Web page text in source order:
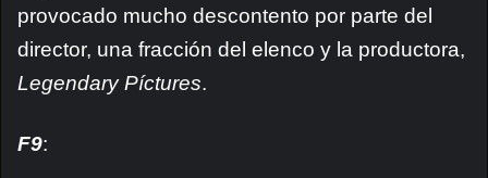
provocado mucho descontento por parte del
director, una fracción del elenco y la productora,
Legendary Píctures.
F9: